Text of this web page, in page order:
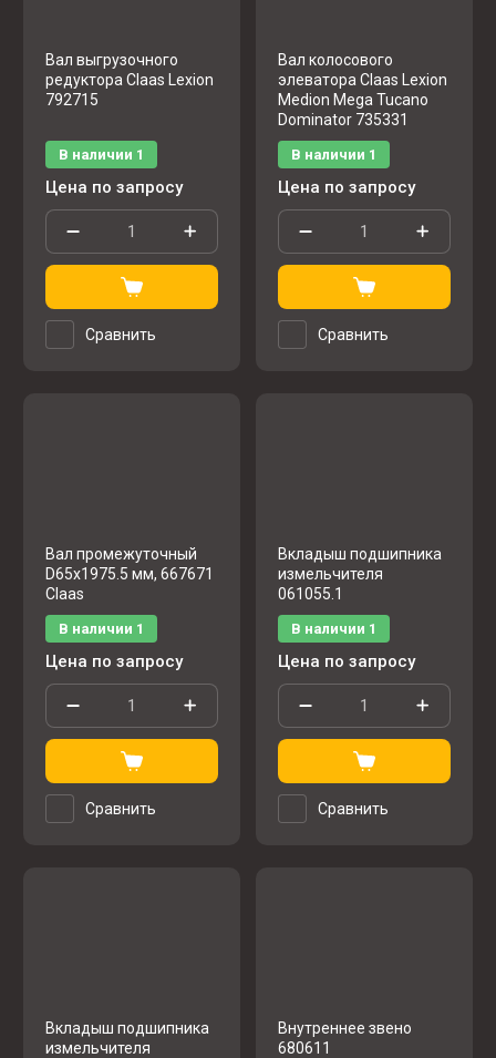
Вал выгрузочного
редуктора Claas Lexion
792715
В наличии 1
Цена по запросу
Сравнить
Вал колосового
элеватора Claas Lexion
Medion Mega Tucano
Dominator 735331
В наличии 1
Цена по запросу
Сравнить
Вал промежуточный
D65x1975.5 мм, 667671
Claas
В наличии 1
Цена по запросу
Сравнить
Вкладыш подшипника
измельчителя
061055.1
В наличии 1
Цена по запросу
Сравнить
Вкладыш подшипника
измельчителя
Внутреннее звено
680611